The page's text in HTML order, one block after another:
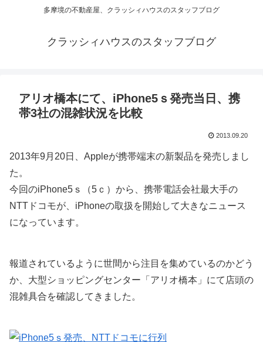
多摩境の不動産屋、クラッシィハウスのスタッフブログ
クラッシィハウスのスタッフブログ
アリオ橋本にて、iPhone5ｓ発売当日、携
帯3社の混雑状況を比較
2013.09.20
2013年9月20日、Appleが携帯端末の新製品を発売しまし
た。
今回のiPhone5ｓ（5ｃ）から、携帯電話会社最大手の
NTTドコモが、iPhoneの取扱を開始して大きなニュース
になっています。
報道されているように世間から注目を集めているのかどう
か、大型ショッピングセンター「アリオ橋本」にて店頭の
混雑具合を確認してきました。